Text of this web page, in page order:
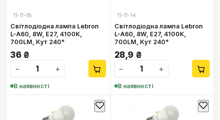
11-11-18
Світлодіодна лампа Lebron
L-A60, 8W, Е27, 4100K,
700LM, Кут 240°
36 ₴
−
+
В наявності
11-11-14
Світлодіодна лампа Lebron
L-A60, 8W, Е27, 4100K,
700LM, Кут 240°
28,9 ₴
−
+
В наявності